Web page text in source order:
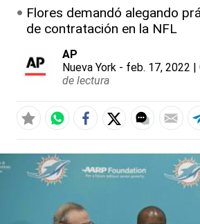
Flores demandó alegando
de contratación en la NFL
AP
Nueva York - feb. 17, 2022 |
de lectura